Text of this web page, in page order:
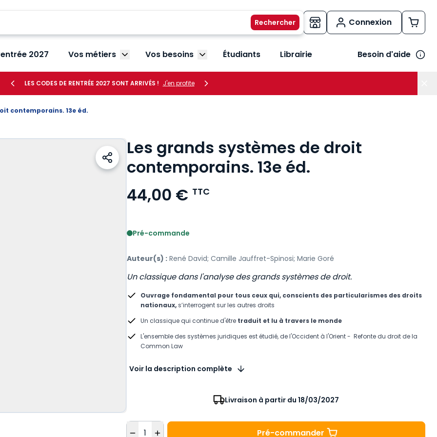
Connexion
2027 Vos métiers Afficher le sous-menu Vos métiers
Vos besoins Afficher le sous-menu Vos besoins
Étudiants Librairie Besoin d'aide
LES CODES DE RENTRÉE 2027 SONT ARRIVÉS ! J'en profite
contemporains. 13e éd.
Les grands systèmes de droit
contemporains. 13e éd.
44,00 € TTC
Pré-commande
Auteur(s) : René David; Camille Jauffret-Spinosi; Marie Goré
Un classique dans l'analyse des grands systèmes de droit.
Ouvrage fondamental pour tous ceux qui, conscients des particularismes des droits
nationaux,s’interrogent sur les autres droits
Un classique qui continue d'être traduit et lu à travers le monde
L'ensemble des systèmes juridiques est étudié, de l'Occident à l'Orient - Refonte du droit de la
Common Law
Voir la description complète
Livraison à partir du 18/03/2027
Quantité
Pré-commander